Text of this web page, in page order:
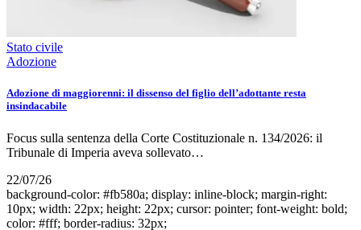
Stato civile
Adozione
Adozione di maggiorenni: il dissenso del figlio dell’adottante resta
insindacabile
Focus sulla sentenza della Corte Costituzionale n. 134/2026: il
Tribunale di Imperia aveva sollevato…
22/07/26
background-color: #fb580a; display: inline-block; margin-right:
10px; width: 22px; height: 22px; cursor: pointer; font-weight: bold;
color: #fff; border-radius: 32px;